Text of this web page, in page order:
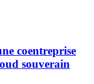
coentreprise
souverain